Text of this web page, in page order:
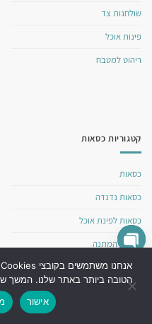
שולחנות צד
פינות אוכל
ריהוט למטבח
קטגוריות כסאות
כסאות
כסאות נדנדה
כסאות לפינת אוכל
כסאות המתנה
כסאות למסעדה
כסאות עץ לפינת אוכל
כסאות פלסטיק לפינת אוכל
הטובה ביותר באתר שלנו. המשך
אישור
OPEN
CHATY